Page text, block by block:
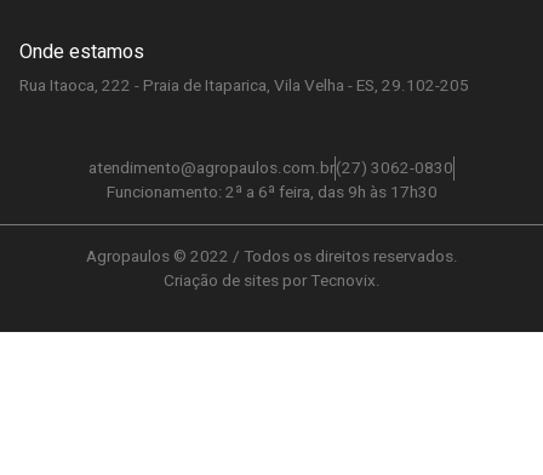
Onde estamos
Rua Itaoca, 222 - Praia de Itaparica, Vila Velha - ES, 29.102-205
atendimento@agropaulos.com.br(27) 3062-0830
Funcionamento: 2ª a 6ª feira, das 9h às 17h30
Agropaulos © 2022 / Todos os direitos reservados.
Criação de sites por Tecnovix.